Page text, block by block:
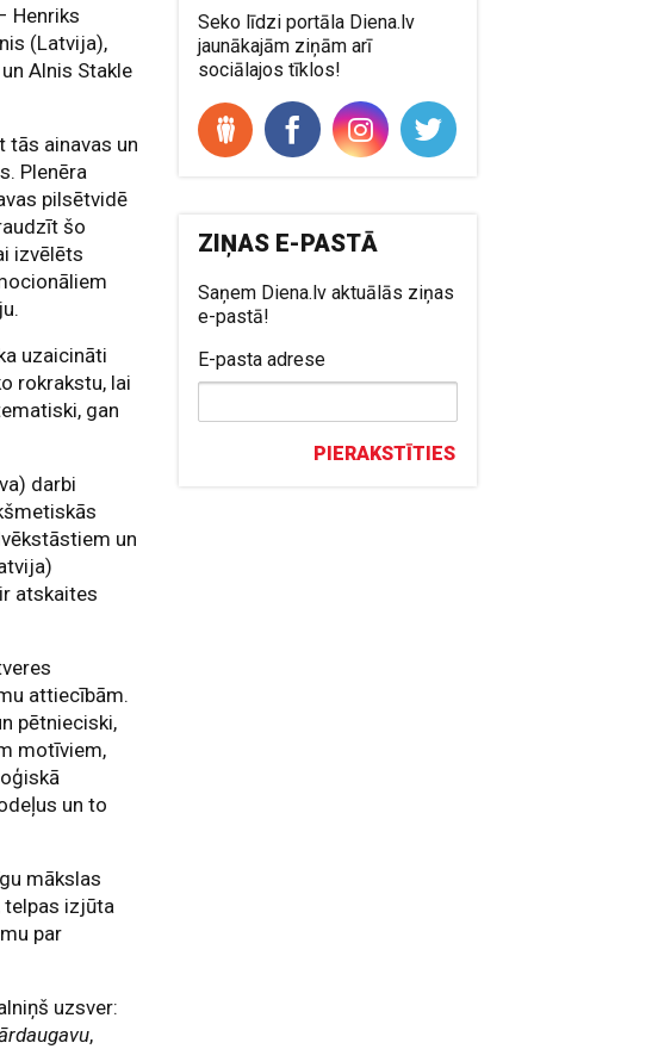
Henriks
(Latvija),
Alnis Stakle
tās ainavas un
Plenēra
pilsētvidē
šo
izvēlēts
uzaicināti
rokrakstu, lai
gan
darbi
un
atskaites
attiecībām.
pētnieciski,
motīviem,
un to
mākslas
telpas izjūta
par
uzsver:
,
Seko līdzi portāla Diena.lv
jaunākajām ziņām arī
sociālajos tīklos!
ZIŅAS E-PASTĀ
Saņem Diena.lv aktuālās ziņas
e-pastā!
E-pasta adrese
PIERAKSTĪTIES